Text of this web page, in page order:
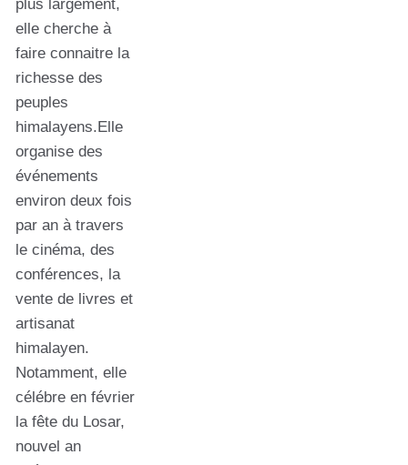
plus largement,
elle cherche à
faire connaitre la
richesse des
peuples
himalayens.Elle
organise des
événements
environ deux fois
par an à travers
le cinéma, des
conférences, la
vente de livres et
artisanat
himalayen.
Notamment, elle
célébre en février
la fête du Losar,
nouvel an